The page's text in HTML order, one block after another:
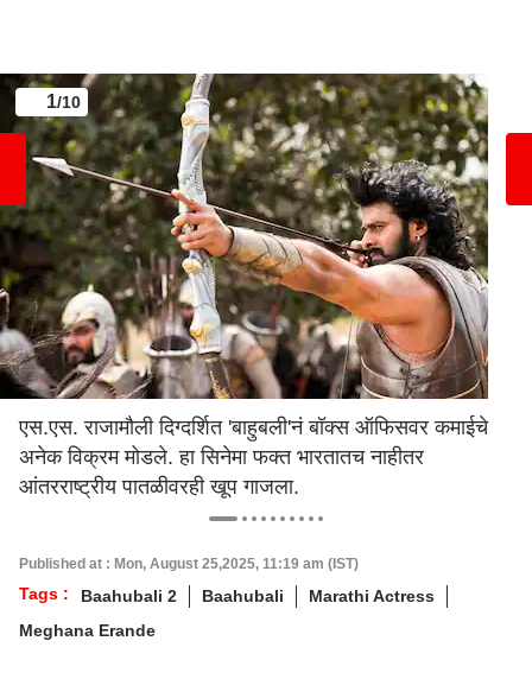
1/10
एस.एस. राजामौली दिग्दर्शित 'बाहुबली'नं बॉक्स ऑफिसवर कमाईचे
अनेक विक्रम मोडले. हा सिनेमा फक्त भारतातच नाहीतर
आंतरराष्ट्रीय पातळीवरही खूप गाजला.
Published at : Mon, August 25,2025, 11:19 am (IST)
Tags : Baahubali 2 Baahubali
Marathi Actress
Meghana Erande